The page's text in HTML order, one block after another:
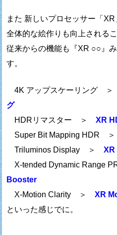
また 新しいプロセッサー「
全体的な絵作りも向上される
従来からの機能も『XR ○○』
す。
4K アップスケーリング
グ
HDRリマスター ＞XR
Super Bit Mapping HDR
Triluminos Display ＞XR
X-tended Dynamic
Booster
X-Motion Clarity ＞XR
といった感じでに。